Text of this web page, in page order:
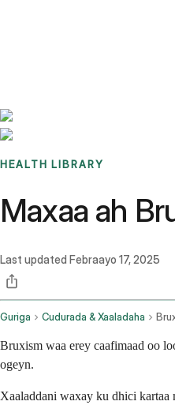
HEALTH LIBRARY
Maxaa ah
Last updated Febraayo 17, 2025
Guriga Cudurada & Xaaladaha
Bruxism waa erey caafimaad oo
ogeyn.
Xaaladdani waxay ku dhici kartaa